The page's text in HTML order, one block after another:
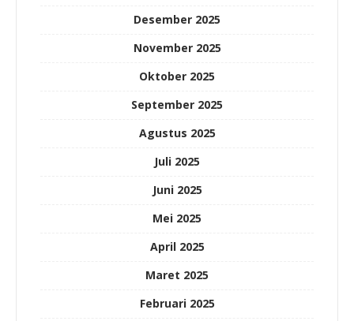
Desember 2025
November 2025
Oktober 2025
September 2025
Agustus 2025
Juli 2025
Juni 2025
Mei 2025
April 2025
Maret 2025
Februari 2025